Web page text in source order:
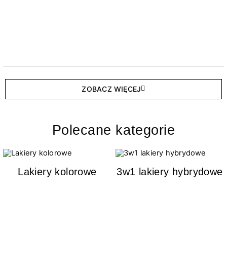
ZOBACZ WIĘCEJ
Polecane kategorie
Lakiery kolorowe 3w1 lakiery hybrydowe